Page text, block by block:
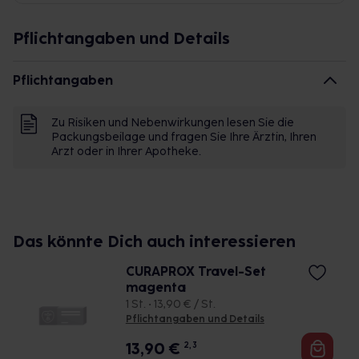
Pflichtangaben und Details
Pflichtangaben
Zu Risiken und Nebenwirkungen lesen Sie die
Packungsbeilage und fragen Sie Ihre Ärztin, Ihren
Arzt oder in Ihrer Apotheke.
Das könnte Dich auch interessieren
CURAPROX Travel-Set
magenta
1 St. • 13,90 € / St.
Pflichtangaben und Details
13,90 € 2, 3